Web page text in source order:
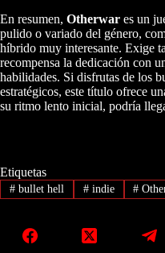
En resumen, Otherwar es un
pulido o variado del género,
híbrido muy interesante. Exige
recompensa la dedicación con
habilidades. Si disfrutas de los
estratégicos, este título ofrece
su ritmo lento inicial, podría
Etiquetas
#bullet hell #indie #